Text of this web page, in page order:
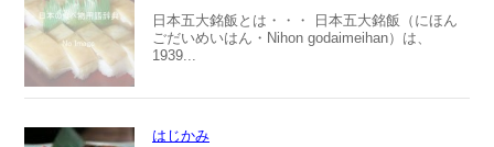
日本五大銘飯とは・・・ 日本五大銘飯（にほん
ごだいめいはん・Nihon godaimeihan）は、
1939...
はじかみ